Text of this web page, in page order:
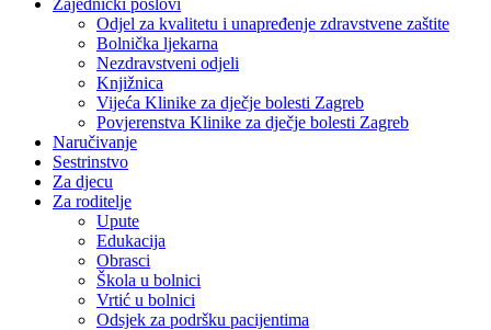
Zajednički poslovi
Odjel za kvalitetu i unapređenje zdravstvene zaštite
Bolnička ljekarna
Nezdravstveni odjeli
Knjižnica
Vijeća Klinike za dječje bolesti Zagreb
Povjerenstva Klinike za dječje bolesti Zagreb
Naručivanje
Sestrinstvo
Za djecu
Za roditelje
Upute
Edukacija
Obrasci
Škola u bolnici
Vrtić u bolnici
Odsjek za podršku pacijentima